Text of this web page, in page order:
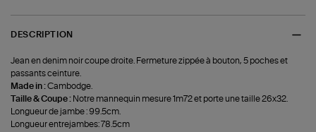
DESCRIPTION
Jean en denim noir coupe droite. Fermeture zippée à bouton, 5 poches et
passants ceinture.
Made in :Cambodge.
Taille & Coupe : Notre mannequin mesure 1m72 et porte une taille 26x32.
Longueur de jambe : 99.5cm.
Longueur entrejambes: 78.5cm